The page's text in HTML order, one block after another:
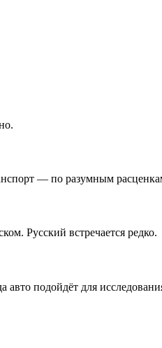
— по разумным
Русский встречается редко.
подойдёт для